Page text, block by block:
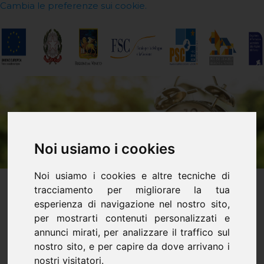
Noi usiamo i cookies
Noi usiamo i cookies e altre tecniche di
tracciamento per migliorare la tua
esperienza di navigazione nel nostro sito,
per mostrarti contenuti personalizzati e
annunci mirati, per analizzare il traffico sul
nostro sito, e per capire da dove arrivano i
nostri visitatori.
Cambia le preferenze sui cookie.
Il costo della vita
Un'attività molto interessante, utile e